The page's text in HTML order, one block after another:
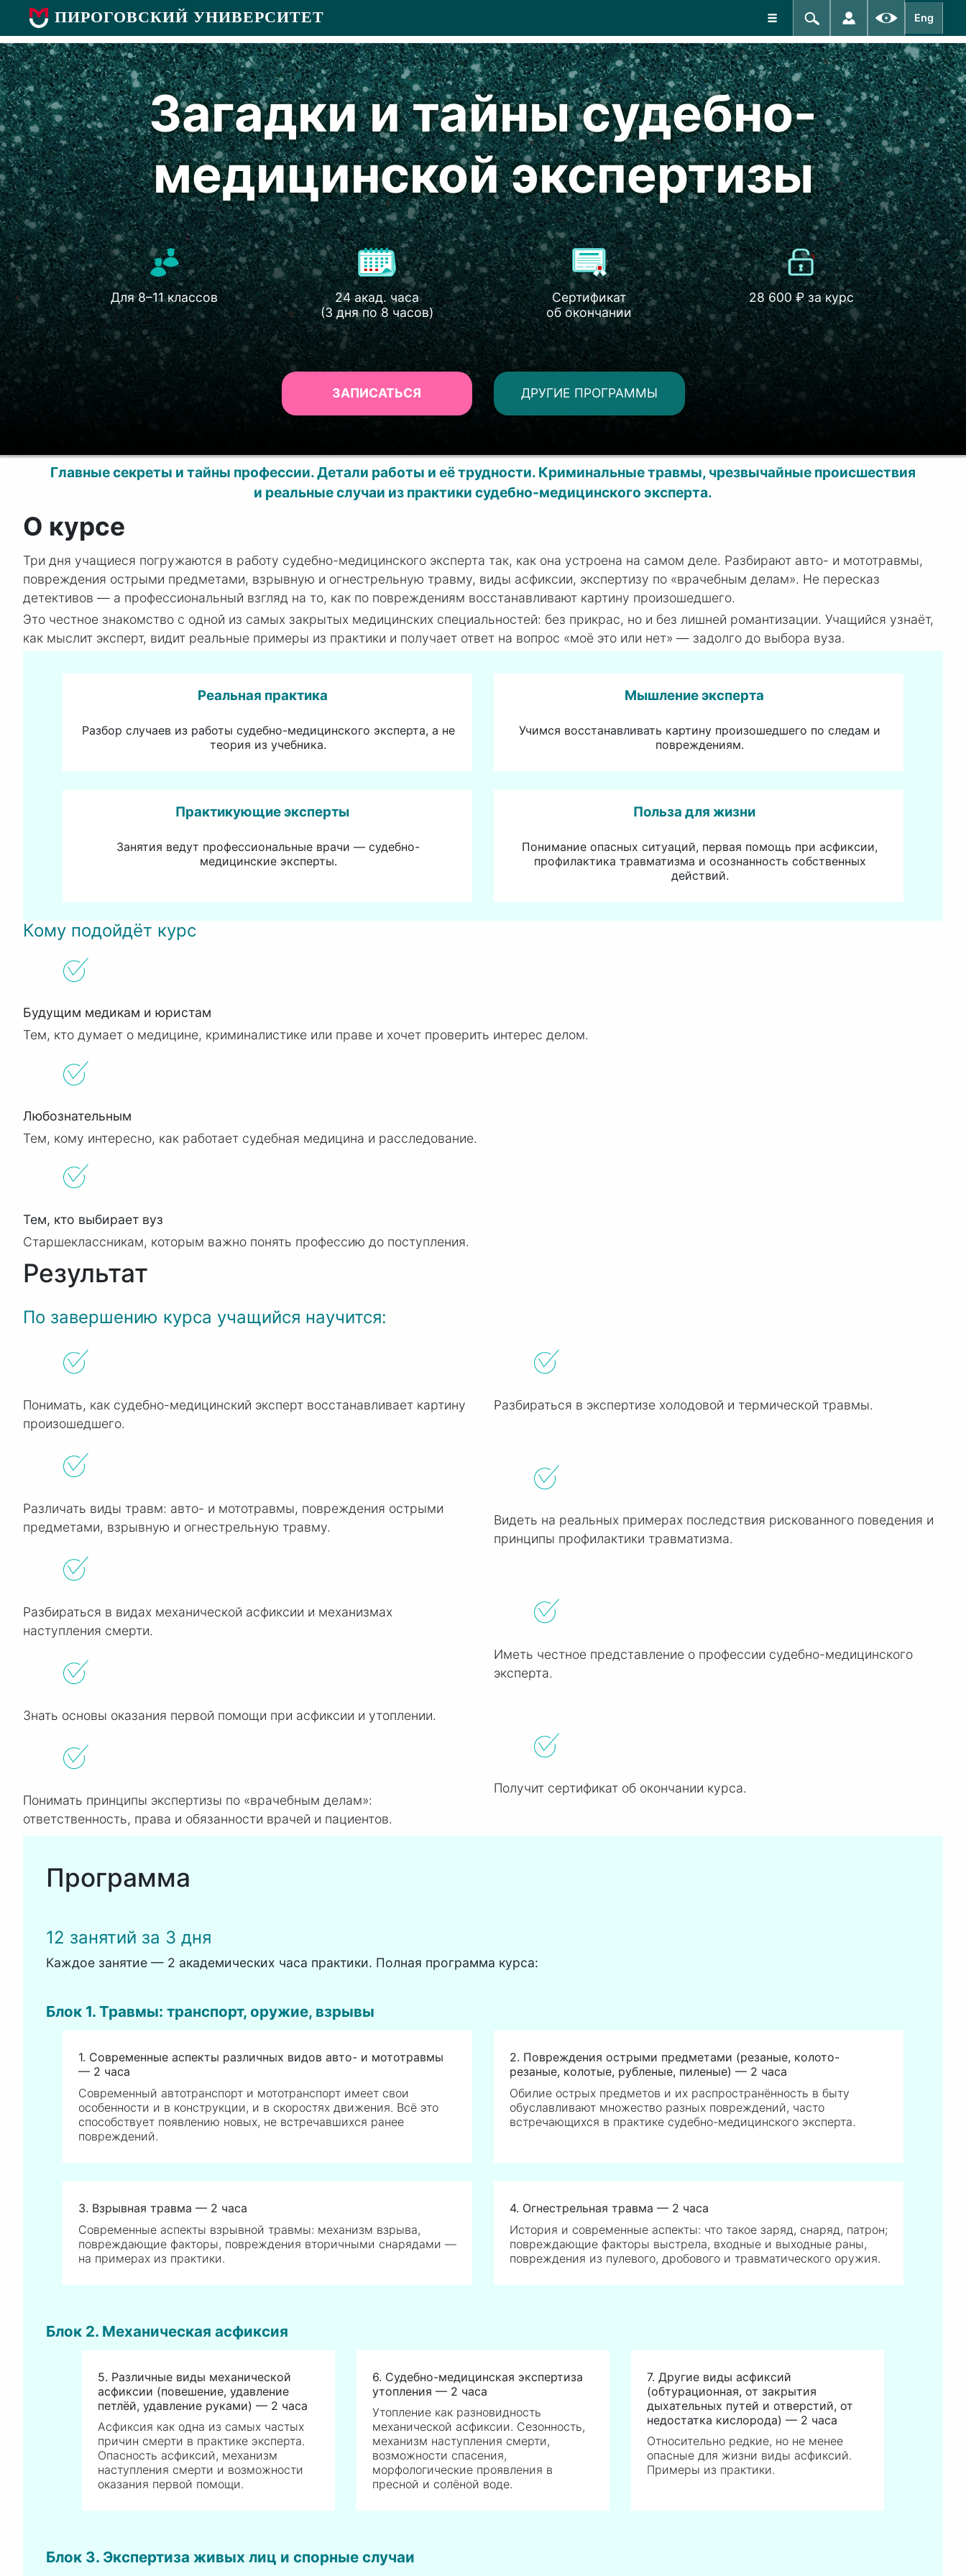
ПИРОГОВСКИЙ УНИВЕРСИТЕТ Eng
Загадки и тайны судебно-
медицинской экспертизы
Для 8–11 классов
24 акад. часа
(3 дня по 8 часов)
Сертификат
об окончании
28 600 ₽ за курс
ЗАПИСАТЬСЯ ДРУГИЕ ПРОГРАММЫ
Главные секреты и тайны профессии. Детали работы и её трудности. Криминальные травмы, чрезвычайные происшествия
и реальныеслучаи из практики судебно-медицинского эксперта.
О курсе
Три дня учащиеся погружаются в работу судебно-медицинского эксперта так, как она устроена на самом деле. Разбирают авто- и мототравмы,
повреждения острыми предметами, взрывную и огнестрельную травму, виды асфиксии, экспертизу по «врачебным делам». Не пересказ
детективов — а профессиональный взгляд на то, как по повреждениям восстанавливают картину произошедшего.
Это честное знакомство с одной из самых закрытых медицинских специальностей: без прикрас, но и без лишней романтизации. Учащийся узнаёт,
как мыслит эксперт, видит реальные примеры из практики и получает ответ на вопрос «моё это или нет» — задолго до выбора вуза.
Реальная практика
Разбор случаев из работы судебно-медицинского эксперта, а не
теория из учебника.
Мышление эксперта
Учимся восстанавливать картину произошедшего по следам и
повреждениям.
Практикующие эксперты
Занятия ведут профессиональные врачи — судебно-
медицинские эксперты.
Польза для жизни
Понимание опасных ситуаций, первая помощь при асфиксии,
профилактика травматизма и осознанность собственных
действий.
Кому подойдёт курс
Будущим медикам и юристам
Тем, кто думает о медицине, криминалистике или праве и хочет проверить интерес делом.
Любознательным
Тем, кому интересно, как работает судебная медицина и расследование.
Тем, кто выбирает вуз
Старшеклассникам, которым важно понять профессию до поступления.
Результат
По завершению курса учащийся научится:
Понимать, как судебно-медицинский эксперт восстанавливает картину
произошедшего.
Различать виды травм: авто- и мототравмы, повреждения острыми
предметами, взрывную и огнестрельную травму.
Разбираться в видах механической асфиксии и механизмах
наступления смерти.
Знать основы оказания первой помощи при асфиксии и утоплении.
Понимать принципы экспертизы по «врачебным делам»:
ответственность, права и обязанности врачей и пациентов.
Разбираться в экспертизе холодовой и термической травмы.
Видеть на реальных примерах последствия рискованного поведения и
принципы профилактики травматизма.
Иметь честное представление о профессии судебно-медицинского
эксперта.
Получит сертификат об окончании курса.
Программа
12 занятий за 3 дня
Каждое занятие — 2 академических часа практики. Полная программа курса:
Блок 1. Травмы: транспорт, оружие, взрывы
1. Современные аспекты различных видов авто- и мототравмы
— 2 часа
Современный автотранспорт и мототранспорт имеет свои
особенности и в конструкции, и в скоростях движения. Всё это
способствует появлению новых, не встречавшихся ранее
повреждений.
2. Повреждения острыми предметами (резаные, колото-
резаные, колотые, рубленые, пиленые) — 2 часа
Обилие острых предметов и их распространённость в быту
обуславливают множество разных повреждений, часто
встречающихся в практике судебно-медицинского эксперта.
3. Взрывная травма — 2 часа
Современные аспекты взрывной травмы: механизм взрыва,
повреждающие факторы, повреждения вторичными снарядами —
на примерах из практики.
4. Огнестрельная травма — 2 часа
История и современные аспекты: что такое заряд, снаряд, патрон;
повреждающие факторы выстрела, входные и выходные раны,
повреждения из пулевого, дробового и травматического оружия.
Блок 2. Механическая асфиксия
5. Различные виды механической
асфиксии (повешение, удавление
петлёй, удавление руками) — 2 часа
Асфиксия как одна из самых частых
причин смерти в практике эксперта.
Опасность асфиксий, механизм
наступления смерти и возможности
оказания первой помощи.
6. Судебно-медицинская экспертиза
утопления — 2 часа
Утопление как разновидность
механической асфиксии. Сезонность,
механизм наступления смерти,
возможности спасения,
морфологические проявления в
пресной и солёной воде.
7. Другие виды асфиксий
(обтурационная, от закрытия
дыхательных путей и отверстий, от
недостатка кислорода) — 2 часа
Относительно редкие, но не менее
опасные для жизни виды асфиксий.
Примеры из практики.
Блок 3. Экспертиза живых лиц и спорные случаи